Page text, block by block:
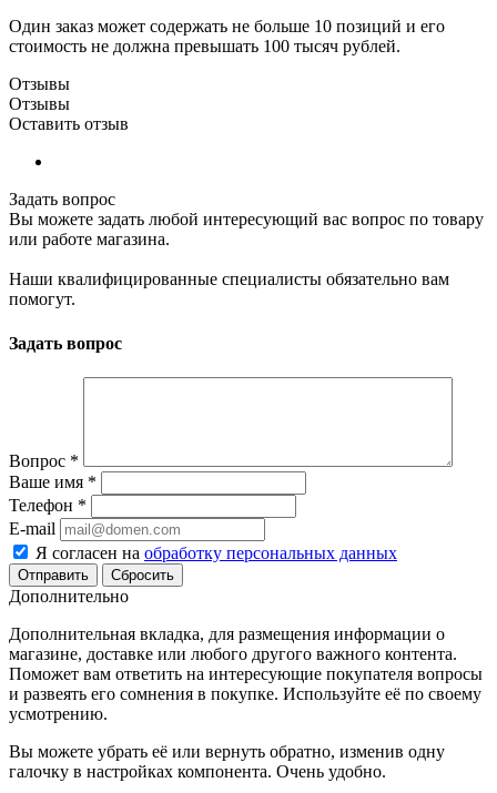
Один заказ может содержать не больше 10 позиций и его
стоимость не должна превышать 100 тысяч рублей.
Отзывы
Отзывы
Оставить отзыв
Задать вопрос
Вы можете задать любой интересующий вас вопрос по товару
или работе магазина.
Наши квалифицированные специалисты обязательно вам
помогут.
Задать вопрос
Вопрос *
Ваше имя *
Телефон *
E-mail
Я согласен на обработку персональных данных
Сбросить
Дополнительно
Дополнительная вкладка, для размещения информации о
магазине, доставке или любого другого важного контента.
Поможет вам ответить на интересующие покупателя вопросы
и развеять его сомнения в покупке. Используйте её по своему
усмотрению.
Вы можете убрать её или вернуть обратно, изменив одну
галочку в настройках компонента. Очень удобно.